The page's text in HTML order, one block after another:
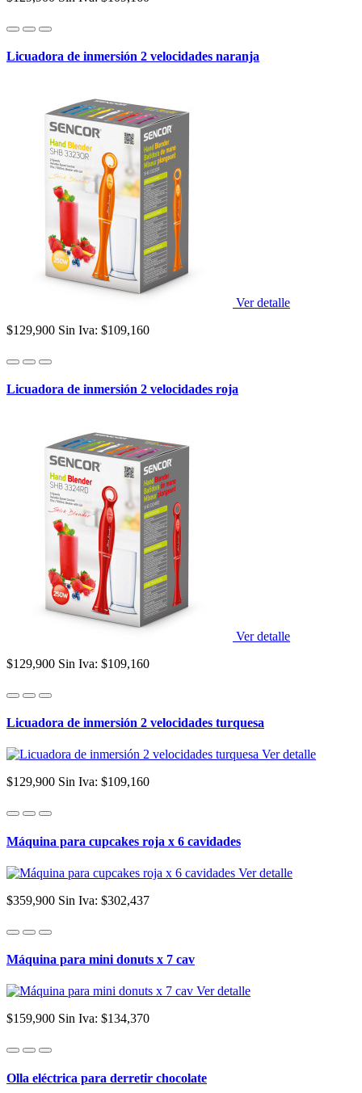
Licuadora de inmersión 2 velocidades naranja
Ver detalle
$129,900 Sin Iva: $109,160
Licuadora de inmersión 2 velocidades roja
Ver detalle
$129,900 Sin Iva: $109,160
Licuadora de inmersión 2 velocidades turquesa
Ver detalle
$129,900 Sin Iva: $109,160
Máquina para cupcakes roja x 6 cavidades
Ver detalle
$359,900 Sin Iva: $302,437
Máquina para mini donuts x 7 cav
Ver detalle
$159,900 Sin Iva: $134,370
Olla eléctrica para derretir chocolate